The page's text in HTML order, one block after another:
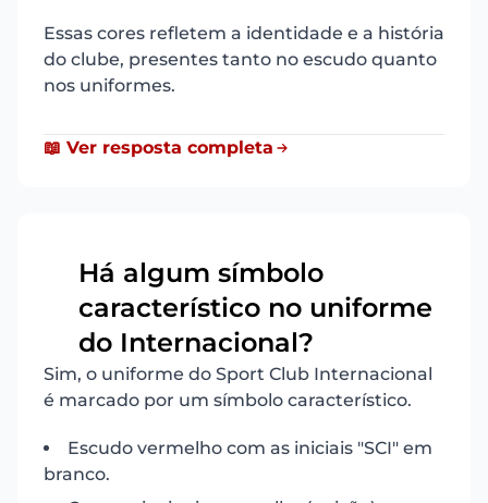
Essas cores refletem a identidade e a história
do clube, presentes tanto no escudo quanto
nos uniformes.
📖 Ver resposta completa
Há algum símbolo
característico no uniforme
do Internacional?
Sim, o uniforme do Sport Club Internacional
é marcado por um símbolo característico.
Escudo vermelho com as iniciais "SCI" em
branco.